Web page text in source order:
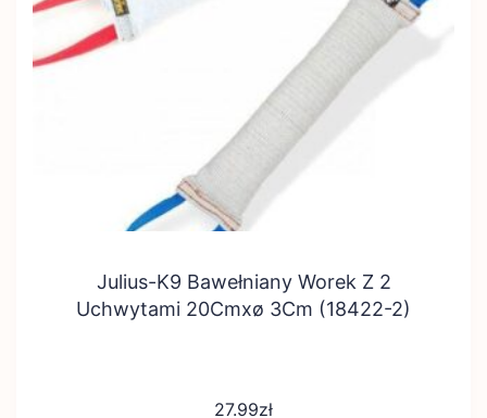
Julius-K9 Bawełniany Worek Z 2
Uchwytami 20Cmxø 3Cm (18422-2)
27.99zł